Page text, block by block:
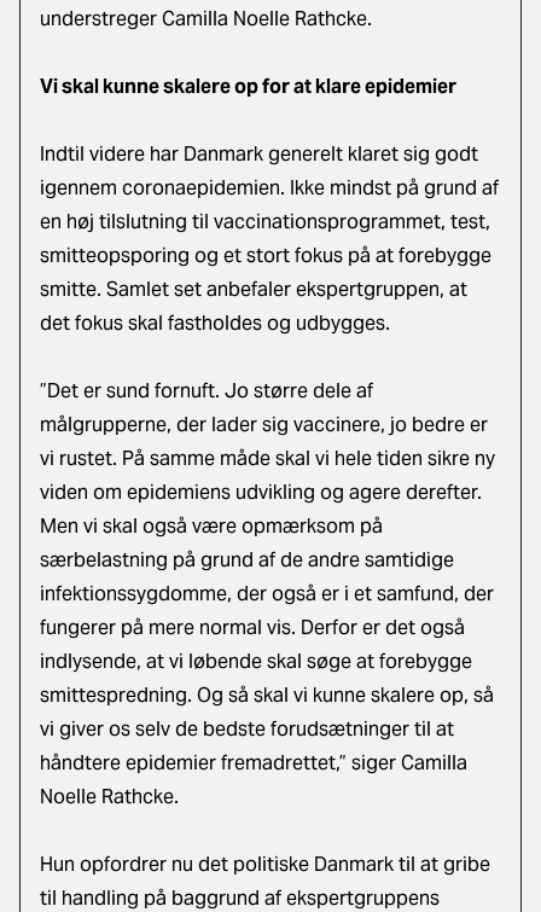
understreger Camilla Noelle Rathcke.
Vi skal kunne skalere op for at klare epidemier
Indtil videre har Danmark generelt klaret sig godt
igennem coronaepidemien. Ikke mindst på grund af
en høj tilslutning til vaccinationsprogrammet, test,
smitteopsporing og et stort fokus på at forebygge
smitte. Samlet set anbefaler ekspertgruppen, at
det fokus skal fastholdes og udbygges.
”Det er sund fornuft. Jo større dele af
målgrupperne, der lader sig vaccinere, jo bedre er
vi rustet. På samme måde skal vi hele tiden sikre ny
viden om epidemiens udvikling og agere derefter.
Men vi skal også være opmærksom på
særbelastning på grund af de andre samtidige
infektionssygdomme, der også er i et samfund, der
fungerer på mere normal vis. Derfor er det også
indlysende, at vi løbende skal søge at forebygge
smittespredning. Og så skal vi kunne skalere op, så
vi giver os selv de bedste forudsætninger til at
håndtere epidemier fremadrettet,” siger Camilla
Noelle Rathcke.
Hun opfordrer nu det politiske Danmark til at gribe
til handling på baggrund af ekspertgruppens